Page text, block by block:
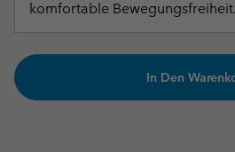
komfortable Bewegungsfreiheit.
In Den